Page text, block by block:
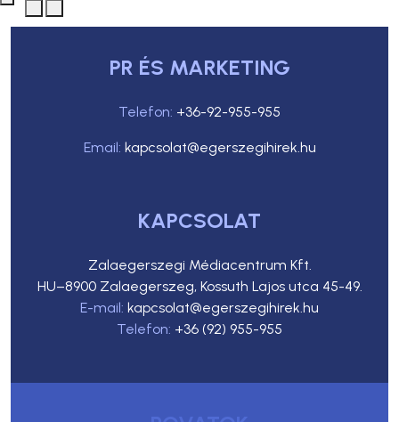
PR ÉS MARKETING
Telefon: +36-92-955-955
Email: kapcsolat@egerszegihirek.hu
KAPCSOLAT
Zalaegerszegi Médiacentrum Kft.
HU–8900 Zalaegerszeg, Kossuth Lajos utca 45-49.
E-mail: kapcsolat@egerszegihirek.hu
Telefon: +36 (92) 955-955